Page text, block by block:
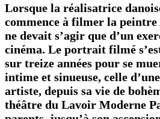
Lorsque la réalisatrice
commence à filmer la
ne devait s’agir que d’un
cinéma. Le portrait filmé
sur treize années pour se
intime et sinueuse, celle
artiste, depuis sa vie de
théâtre du Lavoir Moderne